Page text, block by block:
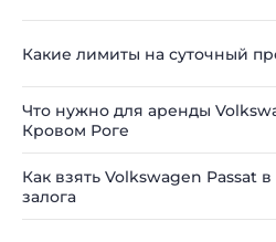
Какие лимиты на суточный
Что нужно для аренды
Кровом Роге
Как взять Volkswagen Passat
залога